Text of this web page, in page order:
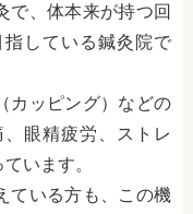
で、体本来が持つ回
している鍼灸院で
カッピング）などの
眼精疲労、ストレ
います。
ている方も、この機